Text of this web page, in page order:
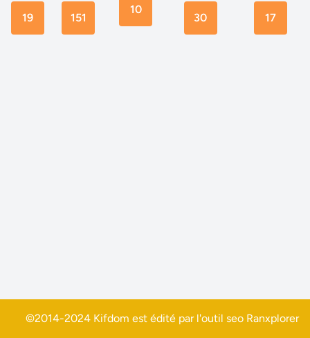
19
151
10
30
17
©2014-2024 Kifdom est édité par l'outil seo Ranxplorer